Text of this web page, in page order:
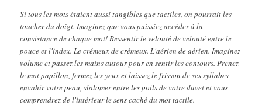
Si tous les mots étaient aussi tangibles que tactiles, on pourrait les
toucher du doigt. Imaginez que vous puissiez accéder à la
consistance de chaque mot! Ressentir le velouté de velouté entre le
pouce et l'index. Le crémeux de crémeux. L'aérien de aérien. Imaginez
volume et passez les mains autour pour en sentir les contours. Prenez
le mot papillon, fermez les yeux et laissez le frisson de ses syllabes
envahir votre peau, slalomer entre les poils de votre duvet et vous
comprendrez de l'intérieur le sens caché du mot tactile.